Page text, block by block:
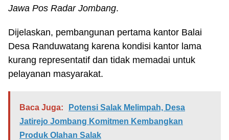
Jawa Pos Radar Jombang.
Dijelaskan, pembangunan pertama kantor Balai
Desa Randuwatang karena kondisi kantor lama
kurang representatif dan tidak memadai untuk
pelayanan masyarakat.
Baca Juga:
Potensi Salak Melimpah, Desa
Jatirejo Jombang Komitmen Kembangkan
Produk Olahan Salak